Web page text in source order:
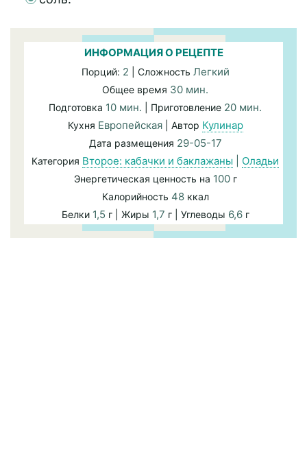
ИНФОРМАЦИЯ О РЕЦЕПТЕ
Порций: 2 | Сложность Легкий
Общее время 30 мин.
Подготовка 10 мин. | Приготовление 20 мин.
Кухня Европейская| Автор Кулинар
Дата размещения 29-05-17
Категория Второе: кабачки и баклажаны Оладьи
Энергетическая ценность на 100г
Калорийность 48ккал
Белки 1,5 г | Жиры 1,7 г | Углеводы 6,6г